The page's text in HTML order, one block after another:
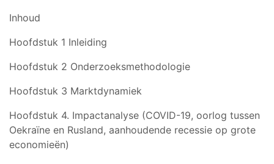
Inhoud
Hoofdstuk 1 Inleiding
Hoofdstuk 2 Onderzoeksmethodologie
Hoofdstuk 3 Marktdynamiek
Hoofdstuk 4. Impactanalyse (COVID-19, oorlog tussen
Oekraïne en Rusland, aanhoudende recessie op grote
economieën)